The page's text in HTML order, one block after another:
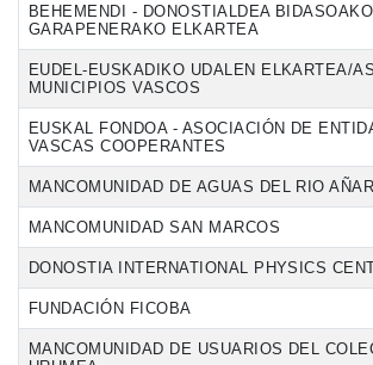
BEHEMENDI - DONOSTIALDEA
GARAPENERAKO ELKARTEA
EUDEL-EUSKADIKO UDALEN ELKARTEA/
MUNICIPIOS VASCOS
EUSKAL FONDOA - ASOCIACIÓN DE
VASCAS COOPERANTES
MANCOMUNIDAD DE AGUAS DEL RIO
MANCOMUNIDAD SAN MARCOS
DONOSTIA INTERNATIONAL PHYSICS
FUNDACIÓN FICOBA
MANCOMUNIDAD DE USUARIOS DEL